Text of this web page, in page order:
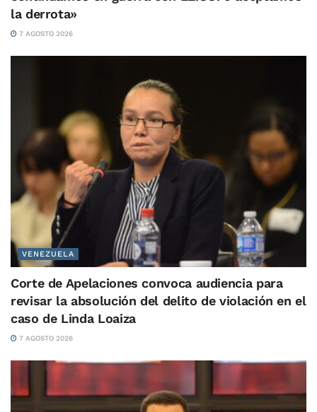
la derrota»
7 AGOSTO 2026
VENEZUELA
Corte de Apelaciones convoca audiencia para
revisar la absolución del delito de violación en el
caso de Linda Loaiza
7 AGOSTO 2026